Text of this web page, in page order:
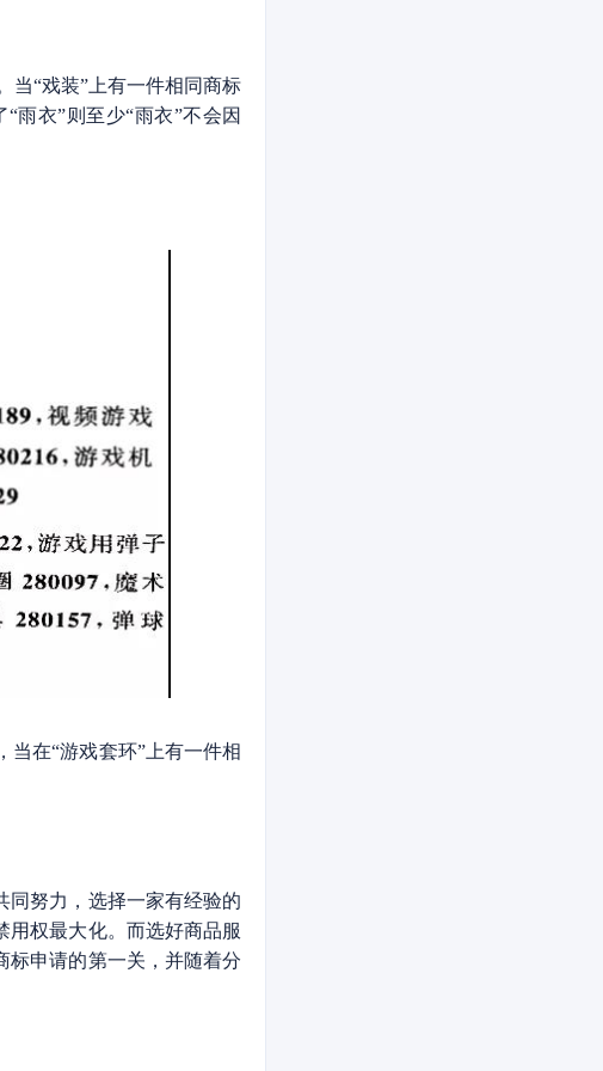
当“戏装”上有一件相同商标
雨衣”则至少“雨衣”不会因
在“游戏套环”上有一件相
努力，选择一家有经验的
用权最大化。而选好商品服
标申请的第一关，并随着分